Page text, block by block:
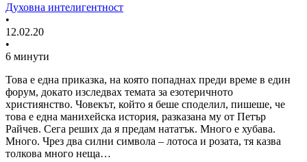
Духовна интелигентност
•
12.02.20
•
6 минути
Това е една приказка, на която попаднах преди време в един
форум, докато изследвах темата за езотеричното
християнство. Човекът, който я беше споделил, пишеше, че
това е една манихейска история, разказана му от Петър
Райчев. Сега реших да я предам нататък. Много е хубава.
Много. Чрез два силни символа – лотоса и розата, тя казва
толкова много неща…